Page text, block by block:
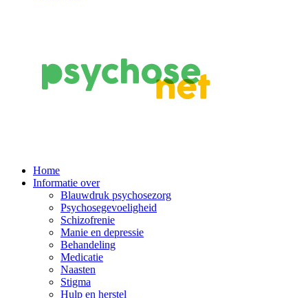
Main
Navigation
Home
Informatie over
Blauwdruk psychosezorg
Psychosegevoeligheid
Schizofrenie
Manie en depressie
Behandeling
Medicatie
Naasten
Stigma
Hulp en herstel